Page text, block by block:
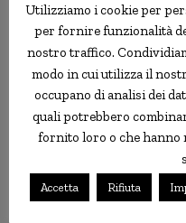
Le
curiose e
ladri imbranati,
scientifiche
Utilizziamo i cookie per
per fornire funzionalità
nostro traffico.
modo in cui utilizza il
occupano di analisi dei
quali potrebbero
fornito loro o che hanno
Accetta Rifiuta